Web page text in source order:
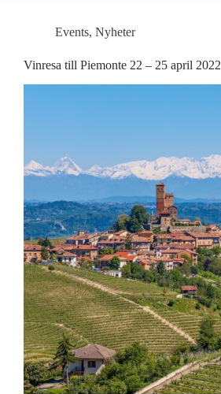
Events, Nyheter
Vinresa till Piemonte 22 – 25 april 2022